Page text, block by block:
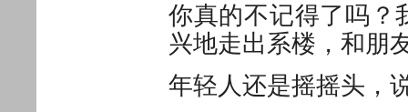
你真的不记得了吗？
兴地走出系楼，和朋
年轻人还是摇摇头，